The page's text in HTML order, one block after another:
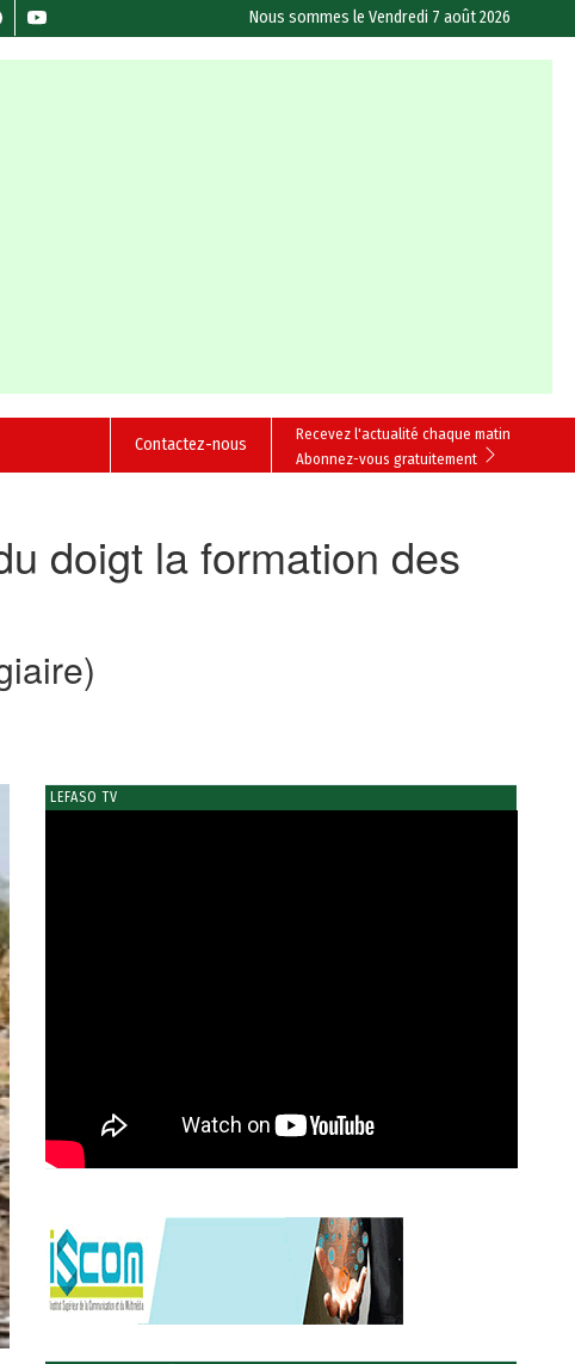
Nous sommes leVendredi 7 août 2026
Recevez l'actualité chaque matin
Abonnez-vous gratuitement
Contactez-nous
doigt la formation des
LEFASO TV